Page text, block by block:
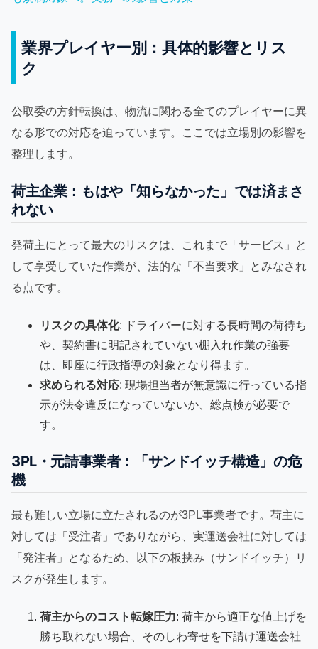
業界プレイヤー別：具体的影響とリス
ク
公取委の方針転換は、物流に関わる全てのプレイヤーに異
なる形での対応を迫っています。ここでは立場別の影響を
整理します。
荷主企業：もはや「知らなかった」では済まさ
れない
発荷主にとって最大のリスクは、これまで「サービス」と
して享受していた作業が、法的な「不当要求」とみなされ
る点です。
リスクの具体化: ドライバーに対する長時間の荷待ち
や、契約書に明記されていない棚入れ作業の強要
は、即座に行政指導の対象となり得ます。
求められる対応: 現場担当者が無意識に行っている指
示が法令違反になっていないか、総点検が必要で
す。
3PL・元請事業者：「サンドイッチ構造」の危
機
最も難しい立場に立たされるのが3PL事業者です。荷主に
対しては「受注者」でありながら、実運送会社に対しては
「発注者」となるため、以下の板挟み（サンドイッチ）リ
スクが発生します。
荷主からのコスト転嫁圧力: 荷主から適正な値上げを
勝ち取れない場合、そのしわ寄せを下請け運送会社